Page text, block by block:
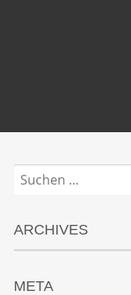
Suchen
nach:
ARCHIVES
META